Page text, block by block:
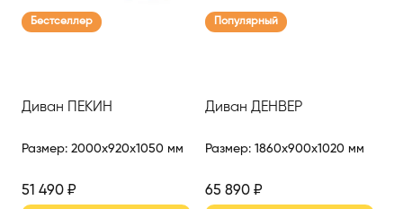
Бестселлер
Диван ПЕКИН
Размер: 2000x920x1050 мм
51 490 ₽
Популярный
Диван ДЕНВЕР
Размер: 1860x900x1020 мм
65 890₽